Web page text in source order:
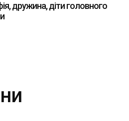
дружина, діти головного